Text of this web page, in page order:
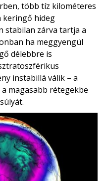
több tíz kilométeres
keringő hideg
stabilan zárva tartja a
ha meggyengül
délebbre is
instabillá válik – a
magasabb rétegekbe